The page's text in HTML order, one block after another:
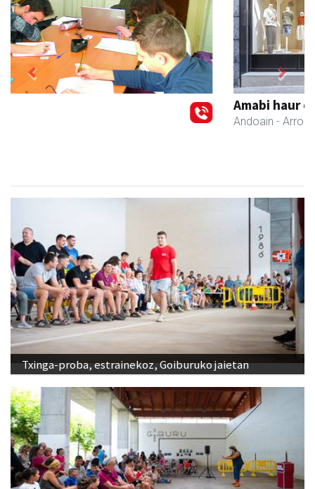
Previous Next
Txinga-proba, estrainekoz, Goiburuko jaietan